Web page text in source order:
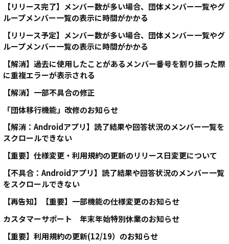
【リリース完了】メンバー数が多い場合、団体メンバー一覧やグ
ループメンバー一覧の表示に時間がかかる
【リリース予定】メンバー数が多い場合、団体メンバー一覧やグ
ループメンバー一覧の表示に時間がかかる
【解消】過去に使用したことがあるメンバー番号を割り振った際
に重複エラーが表示される
【解消】一部不具合の修正
「団体移行機能」改修のお知らせ
【解消：Androidアプリ】読了結果や回答状況のメンバー一覧を
スクロールできない
【重要】仕様変更・利用規約の更新のリリース日変更について
【不具合：Androidアプリ】読了結果や回答状況のメンバー一覧
をスクロールできない
【再告知】【重要】一部機能の仕様変更のお知らせ
カスタマーサポート 年末年始特別休業のお知らせ
【重要】利用規約の更新(12/19）のお知らせ